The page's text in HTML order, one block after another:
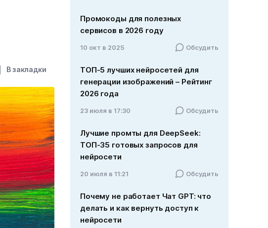
В закладки
Промокоды для полезных
сервисов в 2026 году
10 окт в 2025 Обсудить
ТОП-5 лучших нейросетей для
генерации изображений – Рейтинг
2026 года
23 июля в 17:30 Обсудить
Лучшие промты для DeepSeek:
ТОП-35 готовых запросов для
нейросети
20 июля в 11:21 Обсудить
Почему не работает Чат GPT: что
делать и как вернуть доступ к
нейросети